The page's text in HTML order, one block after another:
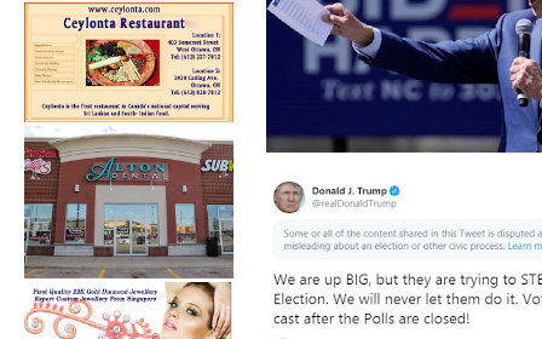
அமெரிக்க ஜனாதிபதித்
தேர்தல் – ஜோ பி...